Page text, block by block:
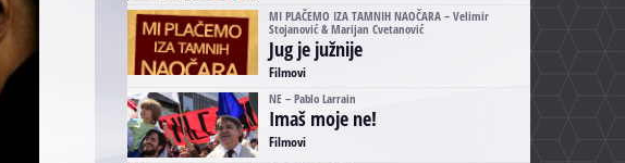
MI PLAČEMO IZA TAMNIH NAOČARA – Velimir
Stojanović & Marijan Cvetanović
Jug je južnije
Filmovi
NE – Pablo Larrain
Imaš moje ne!
Filmovi